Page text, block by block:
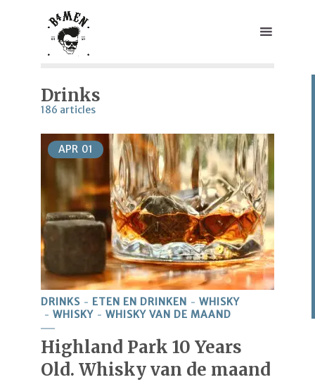
Drinks
186 articles
APR 01
DRINKS ETEN EN DRINKEN
WHISKY
WHISKY
WHISKY VAN DE MAAND
Highland Park 10 Years
Old. Whisky van de maand